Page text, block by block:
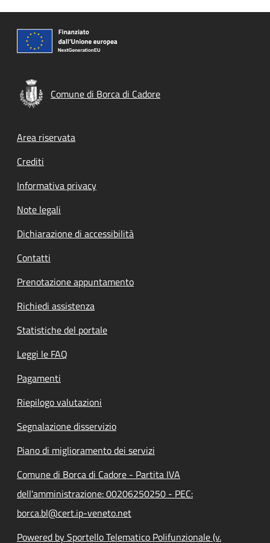
Comune di Borca di Cadore
Footer menu
Area riservata
Crediti
Informativa privacy
Note legali
Dichiarazione di accessibilità
Contatti
Prenotazione appuntamento
Richiedi assistenza
Statistiche del portale
Leggi le FAQ
Pagamenti
Riepilogo valutazioni
Segnalazione disservizio
Piano di miglioramento dei servizi
Comune di Borca di Cadore - Partita IVA
dell'amministrazione: 00206250250 - PEC:
borca.bl@cert.ip-veneto.net
Powered by Sportello Telematico Polifunzionale (v.